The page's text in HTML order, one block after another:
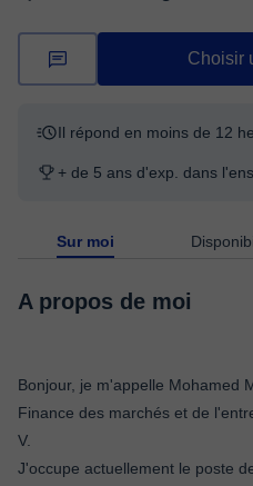
Choisir
Il répond en moins de 12
+ de 5 ans d'exp. dans
Sur moi
A propos de moi
Bonjour, je m'appelle Mohamed
Finance des marchés et de
V.
J'occupe actuellement le poste